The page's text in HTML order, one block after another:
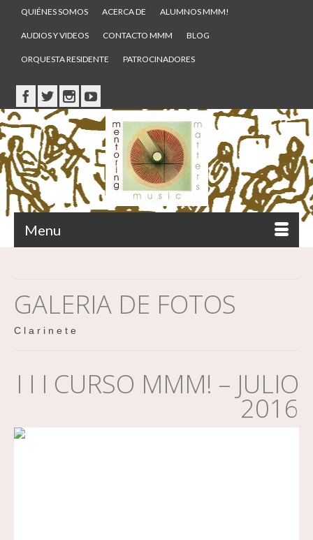
QUIÉNES SOMOS ACERCA DE ALUMNOS MMM!
AUDIOS Y VIDEOS CONTACTO MMM BLOG
ORQUESTA RESIDENTE PATROCINADORES
Menu
GALERIA DE FOTOS
C l a r i n e t e
I I I CURSO MMM! – JULIO
2016